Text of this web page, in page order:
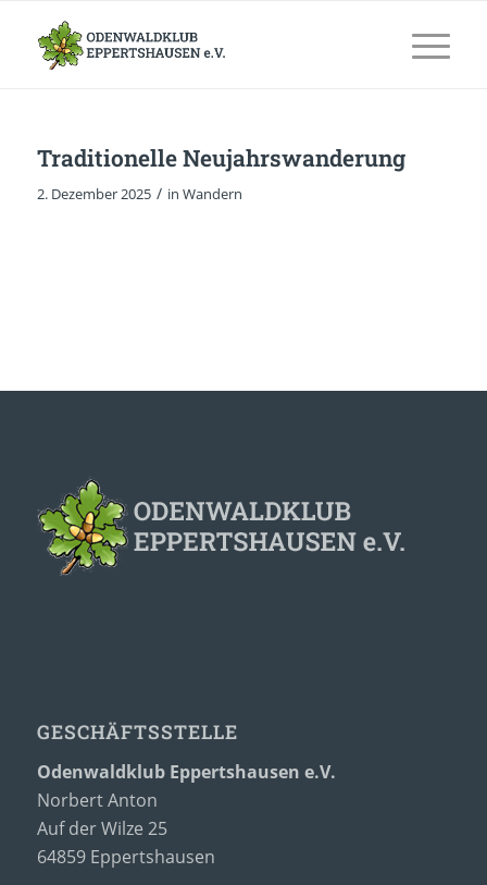
Traditionelle Neujahrswanderung
2. Dezember 2025 / in Wandern
GESCHÄFTSSTELLE
Odenwaldklub Eppertshausen e.V.
Norbert Anton
Auf der Wilze 25
64859 Eppertshausen